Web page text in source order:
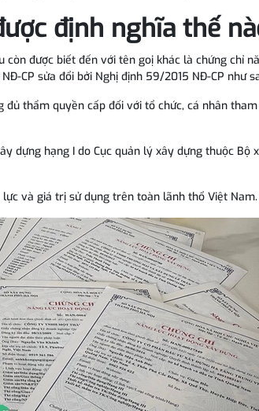
định nghĩa thế
được biết đến với tên goị khác là chứng chỉ
CP sửa đổi bởi Nghị định 59/2015 NĐ-CP như
thẩm quyền cấp đối với tổ chức, cá nhân
dựng hạng I do Cục quản lý xây dựng thuộc Bộ
và giá trị sử dụng trên toàn lãnh thổ Việt Nam.